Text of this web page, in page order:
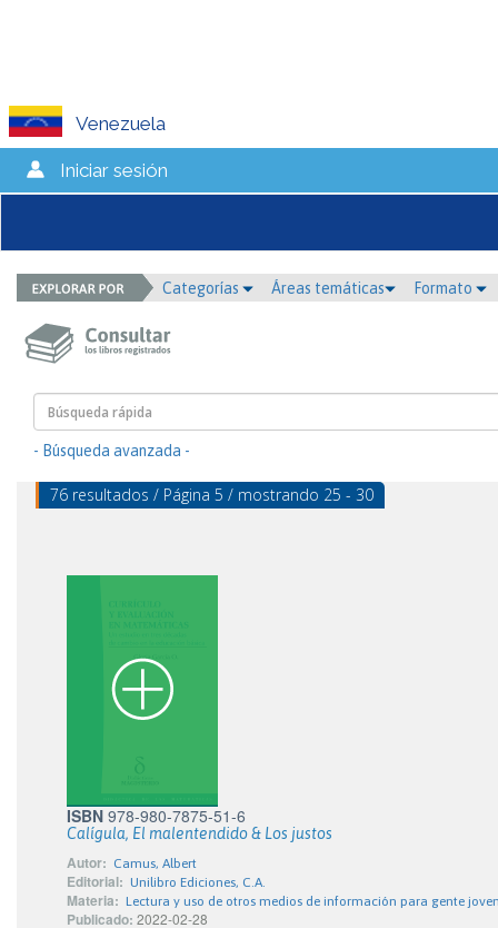
Venezuela
Iniciar sesión
Categorías Áreas temáticas Formato
- Búsqueda avanzada -
76 resultados / Página 5 / mostrando 25 - 30
ISBN 978-980-7875-51-6
Calígula, El malentendido & Los justos
Autor: Camus, Albert
Editorial: Unilibro Ediciones, C.A.
Materia: Lectura y uso de otros medios de información para gente
Publicado: 2022-02-28